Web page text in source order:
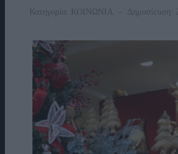
Κατηγορία: ΚΟΙΝΩΝΙΑ Δημοσίευση: